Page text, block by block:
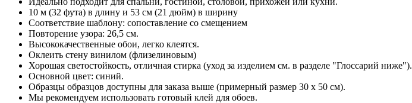
10 м (32 фута) в длину и 53 см (21 дюйм) в ширину
Соответствие шаблону: сопоставление со смещением
Повторение узора: 26,5 см.
Высококачественные обои, легко клеятся.
Оклеить стену винилом (флизелиновым)
Хорошая светостойкость, отличная стирка (уход за изделием см. в разделе "Глоссарий ниже").
Основной цвет: синий.
Образцы образцов доступны для заказа выше (примерный размер 30 x 50 см).
Мы рекомендуем использовать готовый клей для обоев.